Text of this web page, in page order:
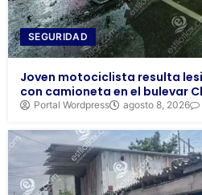
SEGURIDAD
Joven motociclista resulta
con camioneta en el bulevar
Portal Wordpress agosto 8, 2026